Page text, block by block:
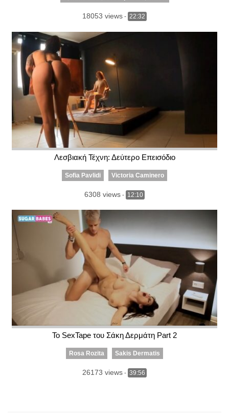
18053 views - 22:32
Λεσβιακή Τέχνη: Δεύτερο Επεισόδιο
Sofia Pavlidi Victoria Caminero
6308 views - 12:10
Το SexTape του Σάκη Δερμάτη Part 2
Rosa Rozita Sakis Dermatis
26173 views - 39:56